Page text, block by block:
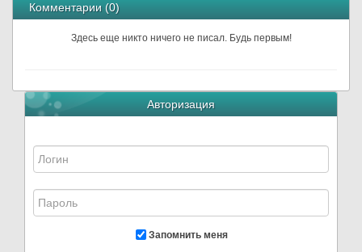
Комментарии (0)
Здесь еще никто ничего не писал. Будь первым!
Авторизация
Запомнить меня